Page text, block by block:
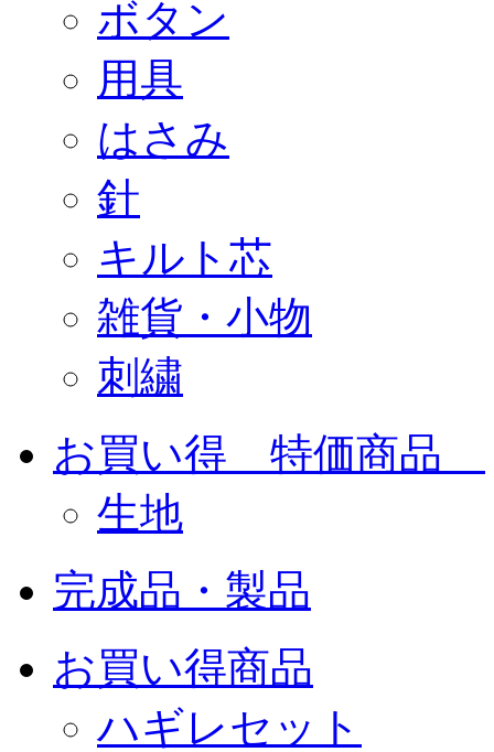
ボタン
用具
はさみ
針
キルト芯
雑貨・小物
刺繍
お買い得 特価商品
生地
完成品・製品
お買い得商品
ハギレセット